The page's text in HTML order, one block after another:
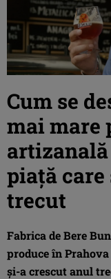
Cum se
mai mare
artizanală
piață
trecut
Fabrica de Bere
produce în
și-a crescut anul